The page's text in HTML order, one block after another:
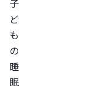
子
ど
も
の
睡
眠